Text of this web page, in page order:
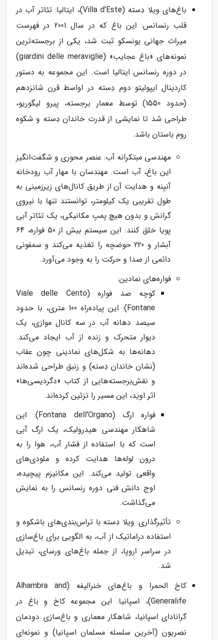
باغ‌های ویلا دِسته (Villa d'Este)، ایتالیا: تئاتر آب در
قلب رنسانس: این باغ که در سال 2001 در فهرست
میراث جهانی یونسکو ثبت شد، یکی از برجسته‌ترین
نمونه‌های «باغ عجایب» (giardini delle meraviglie)
در دوره رنسانس ایتالیا است. این مجموعه به دستور
کاردینال ایپولیتو دوم دِسته در اواسط قرن شانزدهم
(حدود 1550) توسط معمار برجسته، پیرو لیگوریو،
طراحی شد تا نمایشی از قدرت خاندان دِسته و شکوه
روم باستان باشد.
مهندسی مبتکرانه آب: عنصر محوری و شگفت‌انگیز
این باغ، آب است. مهندسان با مهار آب رودخانه
آنیِنه و هدایت آن از طریق کانال‌های زیرزمینی به
طول تقریبی یک کیلومتر، توانستند تنها با نیروی
گرانش و بدون هیچ پمپ مکانیکی، یک تئاتر آبی
پویا خلق کنند. این سیستم بیش از 50 فواره، 64
آبشار و 220 حوضچه را تغذیه می‌کند و سمفونی
دائمی از صدا و حرکت را به وجود می‌آورد.
فواره‌های نمادین:
کوچه صد فواره (Viale delle Cento
Fontane): این پیاده‌راه 100 متری، با حدود
سیصد دهانه آب در سه کانال موازی، یک
دیوار متحرک و زنده از آب ایجاد می‌کند.
دهانه‌ها به شکل‌های نمادینی چون عقاب
(نشان خاندان دِسته) و زنبق طراحی شده‌اند
و نقش‌برجسته‌هایی از کتاب «دگردیسی‌ها»
اثر اوید، این مسیر را تزئین کرده‌اند.
فواره ارگ (Fontana dell'Organo): این
شاهکار مهندسی هیدرولیک، یک ارگ آبی
است که با استفاده از فشار آب، هوا را به
درون لوله‌ها هدایت کرده و ملودی‌های
واقعی تولید می‌کند. این مکانیزم پیچیده،
اوج دانش فنی دوره رنسانس را به نمایش
می‌گذاشت.
تأثیرگذاری: ویلا دِسته با تراس‌بندی‌های باشکوه و
استفاده دراماتیک از آب، به الگویی برای باغ‌سازی
در سراسر اروپا، از جمله باغ‌های ورسای، تبدیل
شد.
کاخ الحمرا و باغ‌های خنرالیفه (Alhambra and
Generalife)، اسپانیا: این مجموعه کاخ و باغ در
گرانادای اسپانیا، شاهکار معماری و باغ‌سازی دودمان
نصریون (آخرین سلسله مسلمان اسپانیا) و نمونه‌ای